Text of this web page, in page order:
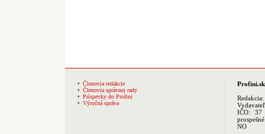
Členovia redakcie
Členovia správnej rady
Príspevky do Profini
Výročná správa
Profini.sk
Redakcia:
IČO: 37
NO